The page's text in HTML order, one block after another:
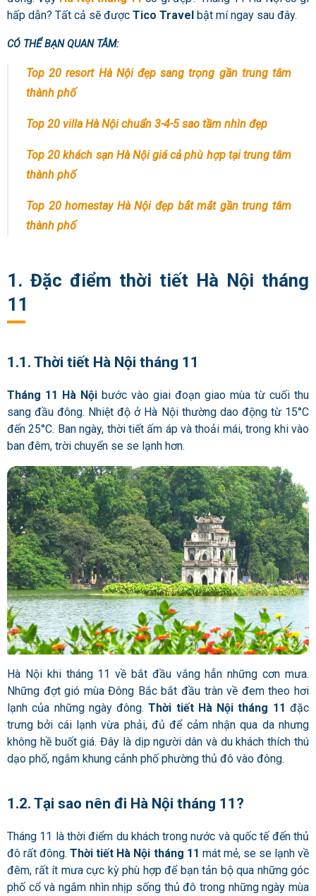
hấp dẫn? Tất cả sẽ được Tico Travel bật mí ngay sau đây.
CÓ THỂ BẠN QUAN TÂM:
Top 20 resort Hà Nội đẹp sang trọng gần trung tâm
thành phố
Top 20 villa Hà Nội chuẩn 3-4-5 sao tầm nhìn đẹp
Top 20 khách sạn Hà Nội giá cả phù hợp tại trung tâm
thành phố
Top 20 homestay Hà Nộiđẹp bắt mắt gần trung tâm
thành phố
1. Đặc điểm thời tiết Hà Nội tháng
11
1.1. Thời tiết Hà Nội tháng 11
Tháng 11 Hà Nội bước vào giai đoạn giao mùa từ cuối thu
sang đầu đông. Nhiệt độ ở Hà Nội thường dao động từ 15°C
đến 25°C. Ban ngày, thời tiết ấm áp và thoải mái, trong khi vào
ban đêm, trời chuyển se se lạnh hơn.
Hà Nội khi tháng 11 về bắt đầu vắng hẳn những cơn mưa.
Những đợt gió mùa Đông Bắc bắt đầu tràn về đem theo hơi
lạnh của những ngày đông.Thời tiết Hà Nội tháng 11đặc
trưng bởi cái lạnh vừa phải, đủ để cảm nhận qua da nhưng
không hề buốt giá. Đây là dịp người dân và du khách thích thú
dạo phố, ngắm khung cảnh phố phường thủ đô vào đông.
1.2. Tại sao nên đi Hà Nội tháng 11?
Tháng 11 là thời điểm du khách trong nước và quốc tế đến thủ
đô rất đông.Thời tiết Hà Nội tháng 11 mát mẻ, se se lạnh về
đêm, rất ít mưa cực kỳ phù hợp để bạn tản bộ qua những góc
phố cổ và ngắm nhìn nhịp sống thủ đô trong những ngày mùa